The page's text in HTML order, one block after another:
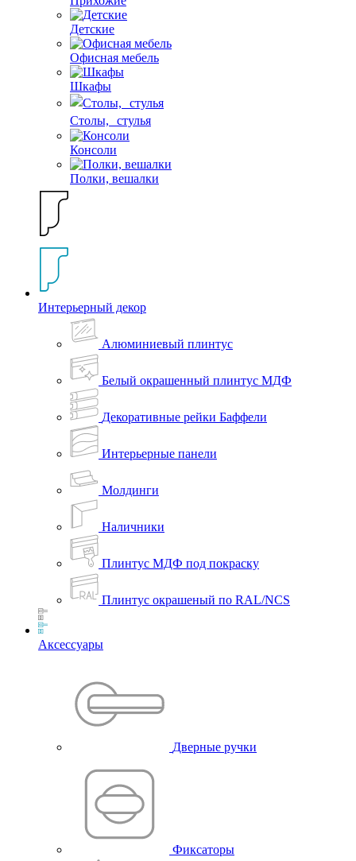
Детские
Офисная мебель
Шкафы
Столы, стулья
Консоли
Полки, вешалки
Интерьерный декор
Алюминиевый плинтус
Белый окрашенный плинтус МДФ
Декоративные рейки Баффели
Интерьерные панели
Молдинги
Наличники
Плинтус МДФ под покраску
Плинтус окрашеный по RAL/NCS
Аксессуары
Дверные ручки
Фиксаторы